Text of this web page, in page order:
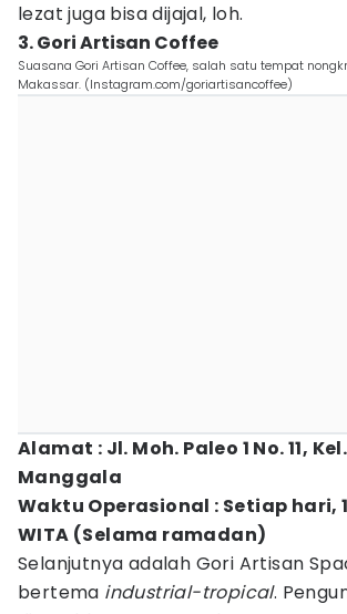
lezat juga bisa dijajal, loh.
3. Gori Artisan Coffee
Suasana Gori Artisan Coffee, salah satu tempat
Makassar. (Instagram.com/goriartisancoffee)
Alamat : Jl. Moh. Paleo 1 No. 11,
Manggala
Waktu Operasional : Setiap hari,
WITA (Selama ramadan)
Selanjutnya adalah Gori Artisan
bertema industrial-tropical.